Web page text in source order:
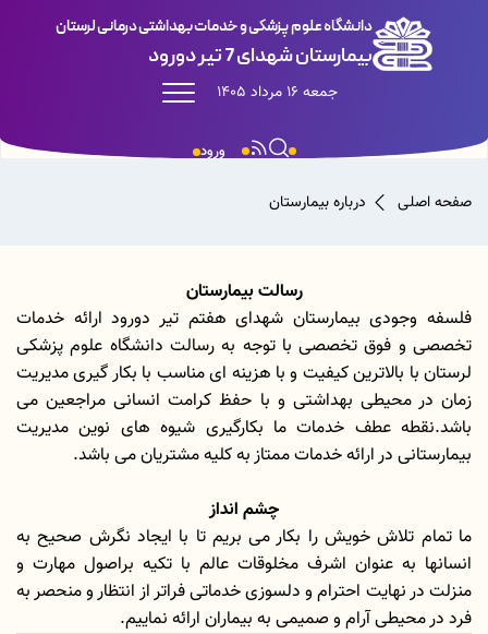
دانشگاه علوم پزشکی و خدمات بهداشتی درمانی لرستان
بیمارستان شهدای 7 تیر دورود
جمعه 16 مرداد 1405
ورود
صفحه اصلی درباره بیمارستان
رسالت بیمارستان
فلسفه وجودی بیمارستان شهدای هفتم تیر دورود ارائه خدمات
تخصصی و فوق تخصصی با توجه به رسالت دانشگاه علوم پزشکی
لرستان با بالاترین کیفیت و با هزینه ای مناسب با بکار گیری مدیریت
زمان در محیطی بهداشتی و با حفظ کرامت انسانی مراجعین می
باشد.نقطه عطف خدمات ما بکارگیری شیوه های نوین مدیریت
بیمارستانی در ارائه خدمات ممتاز به کلیه مشتریان می باشد.
چشم انداز
ما تمام تلاش خویش را بکار می بریم تا با ایجاد نگرش صحیح به
انسانها به عنوان اشرف مخلوقات عالم با تکیه براصول مهارت و
منزلت در نهایت احترام و دلسوزی خدماتی فراتر از انتظار و منحصر به
فرد در محیطی آرام و صمیمی به بیماران ارائه نماییم.